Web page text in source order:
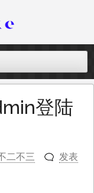
开发遇到的点点
登陆
二不三
发表